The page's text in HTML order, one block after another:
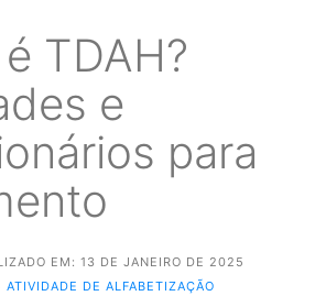
TDAH?
e
para
EM: 13 DE JANEIRO DE 2025
ATIVIDADE DE ALFABETIZAÇÃO